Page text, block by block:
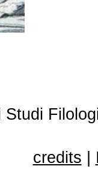
Studi
credits